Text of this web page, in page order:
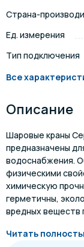
Страна-
Ед. измерения
Тип подключения
Все
Описание
Шаровые краны
предназначены
водоснабжения.
физическими
химическую
герметичны,
вредных веществ
Читать